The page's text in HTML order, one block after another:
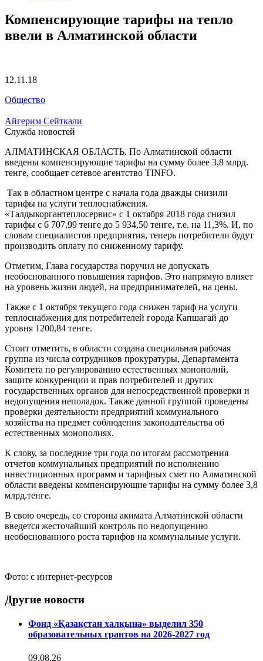
Компенсирующие тарифы на тепло
ввели в Алматинской области
12.11.18
Общество
Айгерим Сейткали
Служба новостей
АЛМАТИНСКАЯ ОБЛАСТЬ. По Алматинской области
введены компенсирующие тарифы на сумму более 3,8 млрд.
тенге, сообщает сетевое агентство TINFO.
Так в областном центре с начала года дважды снизили
тарифы на услуги теплоснабжения.
«Талдыкоргантеплосервис» с 1 октября 2018 года снизил
тарифы с 6 707,99 тенге до 5 934,50 тенге, т.е. на 11,3%. И, по
словам специалистов предприятия, теперь потребители будут
производить оплату по сниженному тарифу.
Отметим, Глава государства поручил не допускать
необоснованного повышения тарифов. Это напрямую влияет
на уровень жизни людей, на предпринимателей, на цены.
Также с 1 октября текущего года снижен тариф на услуги
теплоснабжения для потребителей города Капшагай до
уровня 1200,84 тенге.
Стоит отметить, в области создана специальная рабочая
группа из числа сотрудников прокуратуры, Департамента
Комитета по регулированию естественных монополий,
защите конкуренции и прав потребителей и других
государственных органов для непосредственной проверки и
недопущения неполадок. Также данной группой проведены
проверки деятельности предприятий коммунального
хозяйства на предмет соблюдения законодательства об
естественных монополиях.
К слову, за последние три года по итогам рассмотрения
отчетов коммунальных предприятий по исполнению
инвестиционных программ и тарифных смет по Алматинской
области введены компенсирующие тарифы на сумму более 3,8
млрд.тенге.
В свою очередь, со стороны акимата Алматинской области
введется жесточайший контроль по недопущению
необоснованного роста тарифов на коммунальные услуги.
Фото: с интернет-ресурсов
Другие новости
Фонд «Қазақстан халқына» выделил 350
образовательных грантов на 2026-2027 год
09.08.26